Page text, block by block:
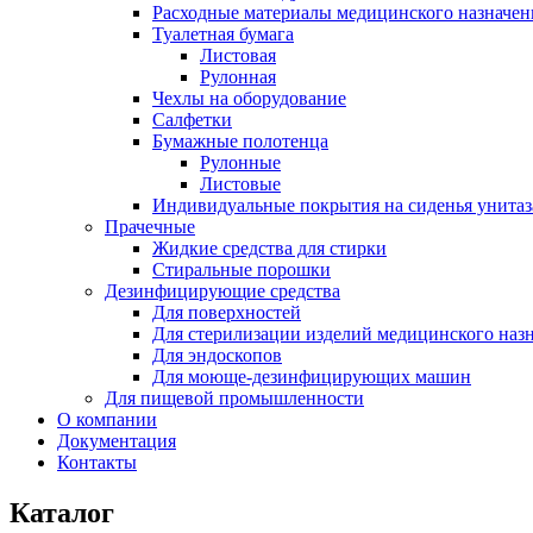
Расходные материалы медицинского
Туалетная бумага
Листовая
Рулонная
Чехлы на оборудование
Салфетки
Бумажные полотенца
Рулонные
Листовые
Индивидуальные покрытия на сиденья
Прачечные
Жидкие средства для стирки
Стиральные порошки
Дезинфицирующие средства
Для поверхностей
Для стерилизации изделий медицинского
Для эндоскопов
Для моюще-дезинфицирующих машин
Для пищевой промышленности
О компании
Документация
Контакты
Каталог